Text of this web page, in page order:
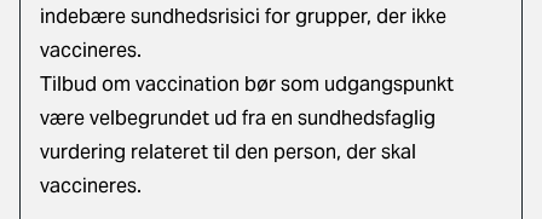
indebære sundhedsrisici for grupper, der ikke
vaccineres.
Tilbud om vaccination bør som udgangspunkt
være velbegrundet ud fra en sundhedsfaglig
vurdering relateret til den person, der skal
vaccineres.